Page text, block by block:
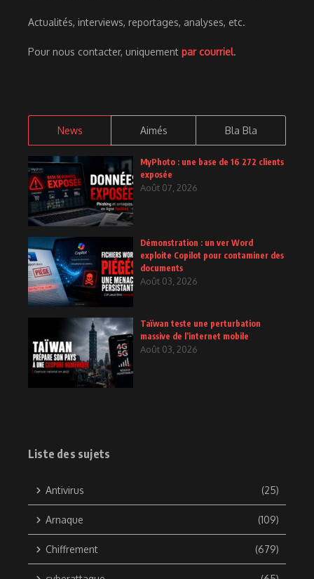
Actualités, interviews, reportages, analyses, etc.
Pour nous contacter, uniquement par courriel.
News Aimés Bla Bla
MyPhoto : une base de 16 272 clients
exposée
Août 07, 2026
Démonstration : un ver Word
exploite Copilot pour contaminer des
documents
Août 03, 2026
Taïwan teste une perturbation
massive de l’internet mobile
Août 03, 2026
Liste des sujets
Antivirus (25)
Arnaque (109)
Chiffrement (679)